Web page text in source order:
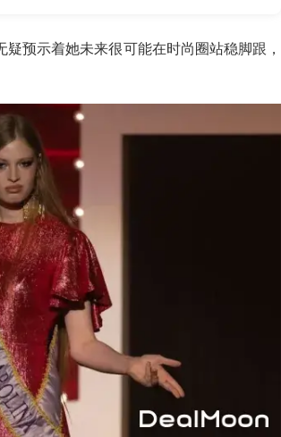
预示着她未来很可能在时尚圈站稳脚跟，